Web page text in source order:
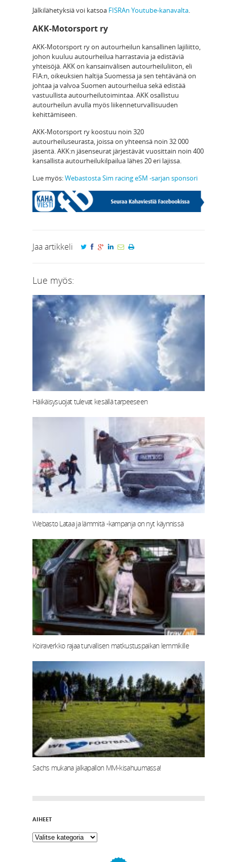
Jälkilähetyksiä voi katsoa FISRAn Youtube-kanavalta.
AKK-Motorsport ry
AKK-Motorsport ry on autourheilun kansallinen lajiliitto,
johon kuuluu autourheilua harrastavia ja edistäviä
yhteisöjä. AKK on kansainvälisen autourheiluliiton, eli
FIA:n, oikeuksien haltija Suomessa ja sen tehtävänä on
johtaa ja valvoa Suomen autourheilua sekä edistää
vastuullista autourheilutoimintaa. AKK osallistuu
autourheilun avulla myös liikenneturvallisuuden
kehittämiseen.
AKK-Motorsport ry koostuu noin 320
autourheiluseurasta, joissa on yhteensä noin 32 000
jäsentä. AKK:n jäsenseurat järjestävät vuosittain noin 400
kansallista autourheilukilpailua lähes 20 eri lajissa.
Lue myös:Webastosta Sim racing eSM -sarjan sponsori
Jaa artikkeli
Lue myös:
Häikäisysuojat tulevat kesällä tarpeeseen
Webasto Lataa ja lämmitä -kampanja on nyt käynnissä
Koiraverkko rajaa turvallisen matkustuspaikan lemmikille
Sachs mukana jalkapallon MM-kisahuumassa!
AIHEET